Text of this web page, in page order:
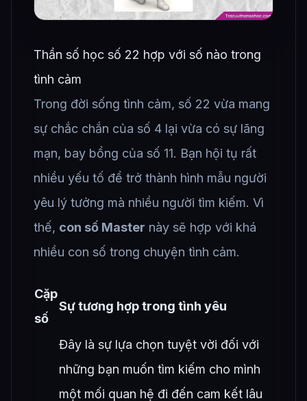
Thần số học số 22 hợp với số nào trong
tình cảm
Trong đời sống tình cảm, số 22 vừa mang
sự chắc chắn của số 4 lại vừa có sự lãng
mạn, bay bổng của số 11. Bạn hội tụ rất
nhiều yếu tố để trở thành hình mẫu người
yêu lý tưởng mà nhiều người tìm kiếm. Vì
thế, con số Master này sẽ hợp với khá
nhiều con số trong chuyện tình cảm.
Cặp
số
Sự tương hợp trong tình yêu
Đây là sự lựa chọn tuyệt vời đối với
những bạn muốn tìm kiếm cho mình
một mối quan hệ đi đến cam kết lâu